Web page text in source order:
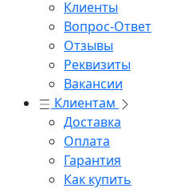
Клиенты
Вопрос-Ответ
Отзывы
Реквизиты
Вакансии
Клиентам
Доставка
Оплата
Гарантия
Как купить